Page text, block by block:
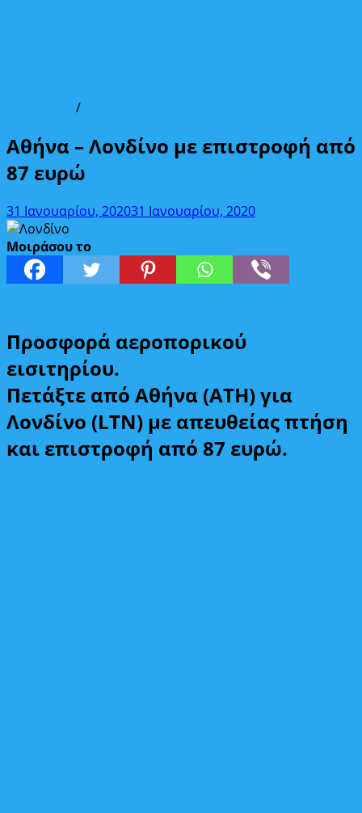
/
Αθήνα – Λονδίνο με επιστροφή από
87 ευρώ
31 Ιανουαρίου, 202031 Ιανουαρίου, 2020
Μοιράσου το
Προσφορά αεροπορικού
εισιτηρίου.
Πετάξτε από Αθήνα (ATH) για
Λονδίνο (LTN) με απευθείας πτήση
και επιστροφή από 87 ευρώ.